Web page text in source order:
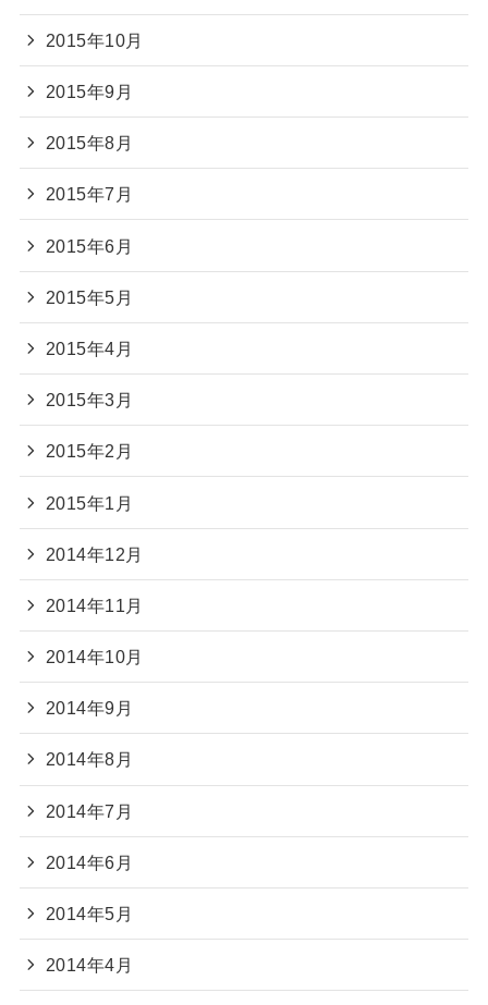
2015年10月
2015年9月
2015年8月
2015年7月
2015年6月
2015年5月
2015年4月
2015年3月
2015年2月
2015年1月
2014年12月
2014年11月
2014年10月
2014年9月
2014年8月
2014年7月
2014年6月
2014年5月
2014年4月